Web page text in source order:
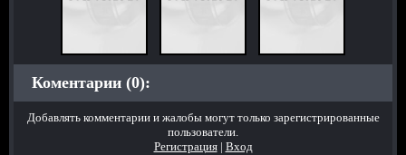
Коментарии (0):
Добавлять комментарии и жалобы могут только зарегистрированные
пользователи.
Регистрация| Вход